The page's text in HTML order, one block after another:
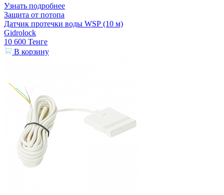
Узнать подробнее
Защита от потопа
Датчик протечки воды WSР (10 м)
Gidrolock
10 600 Тенге
В корзину